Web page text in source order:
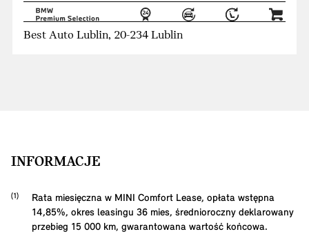
Best Auto Lublin, 20-234 Lublin
INFORMACJE
Rata miesięczna w MINI Comfort Lease, opłata wstępna
14,85%, okres leasingu 36 mies, średnioroczny deklarowany
przebieg 15 000 km, gwarantowana wartość końcowa.